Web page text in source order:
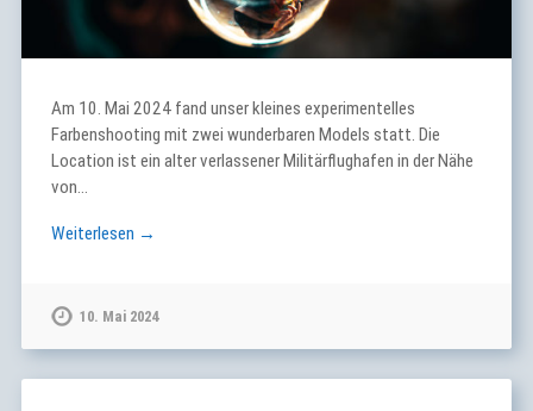
Am 10. Mai 2024 fand unser kleines experimentelles
Farbenshooting mit zwei wunderbaren Models statt. Die
Location ist ein alter verlassener Militärflughafen in der Nähe
von…
Weiterlesen →
10. Mai 2024